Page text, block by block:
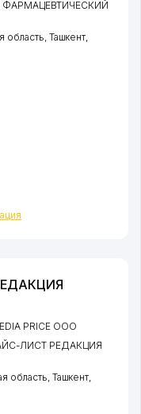
ФАРМАЦЕВТИЧЕСКИЙ
область Ташкент
PRICE ООО
ЛИСТ РЕДАКЦИЯ
область Ташкент